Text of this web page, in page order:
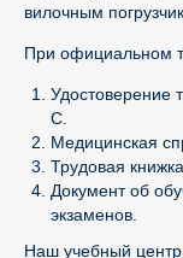
вилочным
При официальном
Удостоверение
С.
Медицинская
Трудовая
Документ об
экзаменов.
Наш учебный центр